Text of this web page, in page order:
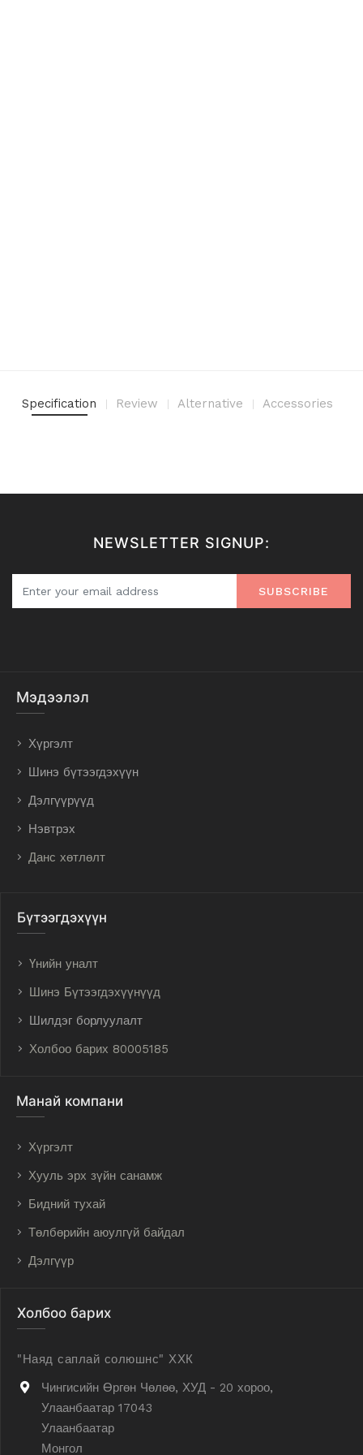
Specification Review Alternative Accessories
NEWSLETTER SIGNUP:
SUBSCRIBE
Мэдээлэл
Хүргэлт
Шинэ бүтээгдэхүүн
Дэлгүүрүүд
Нэвтрэх
Данс хөтлөлт
Бүтээгдэхүүн
Үнийн уналт
Шинэ Бүтээгдэхүүнүүд
Шилдэг борлуулалт
Холбоо барих 80005185
Манай компани
Хүргэлт
Хууль эрх зүйн санамж
Бидний тухай
Төлбөрийн аюулгүй байдал
Дэлгүүр
Холбоо барих
"Наяд саплай солюшнс" ХХК
Чингисийн Өргөн Чөлөө, ХУД - 20 хороо,
Улаанбаатар 17043
Улаанбаатар
Монгол